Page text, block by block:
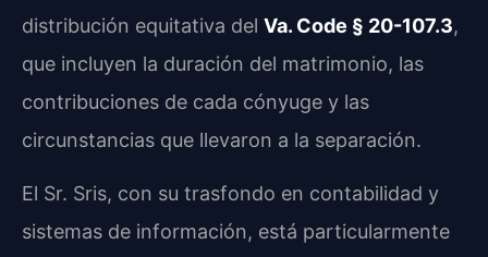
distribución equitativa del Va. Code § 20-107.3,
que incluyen la duración del matrimonio, las
contribuciones de cada cónyuge y las
circunstancias que llevaron a la separación.
El Sr. Sris, con su trasfondo en contabilidad y
sistemas de información, está particularmente